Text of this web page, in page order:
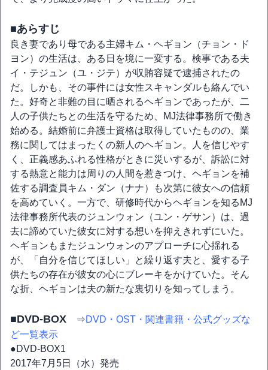
■あらすじ
良き妻であり母である主婦キム・ヘギョン（チョン・ド
ヨン）の生活は、ある日を境に一変する。検事である夫
イ・テジュン（ユ・ジテ）が収賄容疑で逮捕されたの
だ。しかも、その事件には女性スキャンダルも絡んでい
た。好奇と非難の目に晒されるヘギョンであったが、二
人の子供たちとの生活を守るため、MJ法律事務所で働き
始める。結婚前に弁護士資格は取得していたものの、業
務に関してはまったくの新人のヘギョン。人を信じやす
く、正義感あふれる性格がときに災いするが、訴訟に対
する熱意と能力は周りの人間を惹きつけ、ヘギョンを補
佐する調査員キム・ダン（ナナ）も次第に彼女への信頼
を高めていく。一方で、研修時代からヘギョンを知るMJ
法律事務所代表のジュンウォン（ユン・ゲサン）は、過
去に諦めていた彼女に対する想いを抑えきれずにいた。
ヘギョンもまたジュンウォンのアプローチに心揺れる
が、「自分を信じてほしい」と繰り返す夫と、愛する子
供たちの存在が彼女の心にブレーキをかけていた。そん
な折、ヘギョンは夫の新たな裏切りを知ってしまう。
■DVD-BOX ⇒DVD・OST・関連書籍・公式グッズな
ど一覧表示
●DVD-BOX1
2017年7月5日（水）発売